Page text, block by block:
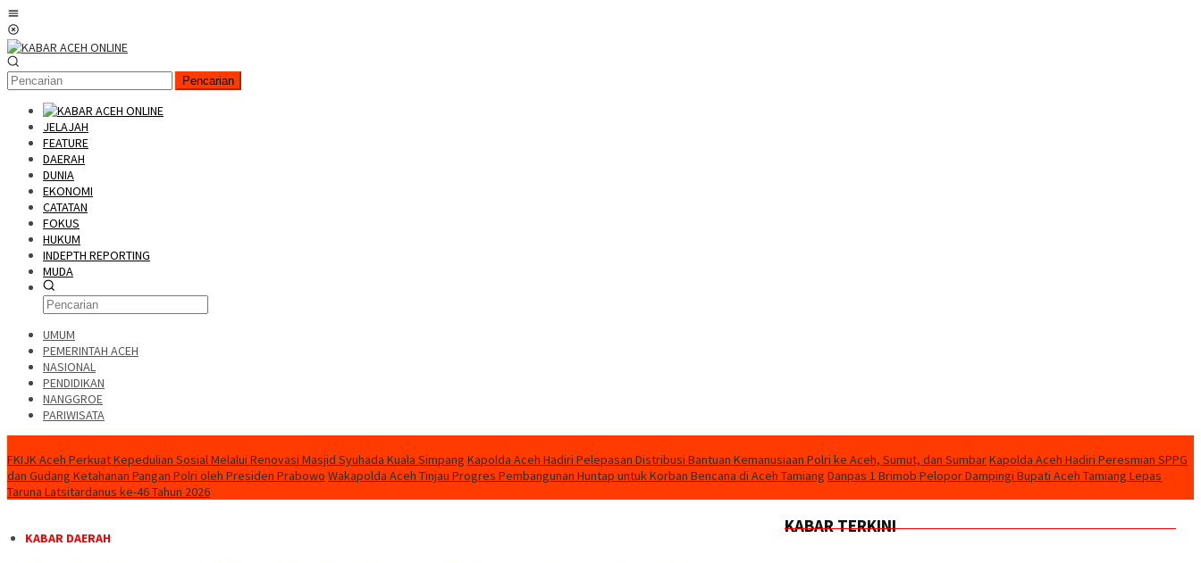
Pencarian
JELAJAH
FEATURE
DAERAH
DUNIA
EKONOMI
CATATAN
FOKUS
HUKUM
INDEPTH REPORTING
MUDA
UMUM
PEMERINTAH ACEH
NASIONAL
PENDIDIKAN
NANGGROE
PARIWISATA
FKIJK Aceh Perkuat Kepedulian Sosial Melalui Renovasi Masjid Syuhada Kuala Simpang Kapolda Aceh Hadiri Pelepasan Distribusi Bantuan Kemanusiaan Polri ke Aceh, Sumut, dan SumbarKapolda Aceh Hadiri Peresmian SPPG
dan Gudang Ketahanan Pangan Polri oleh Presiden Prabowo Wakapolda Aceh Tinjau Progres Pembangunan Huntap untuk Korban Bencana di Aceh Tamiang Danpas 1 Brimob Pelopor Dampingi Bupati Aceh Tamiang Lepas
Taruna Latsitardanus ke-46 Tahun 2026
KABAR DAERAH
KABAR TERKINI